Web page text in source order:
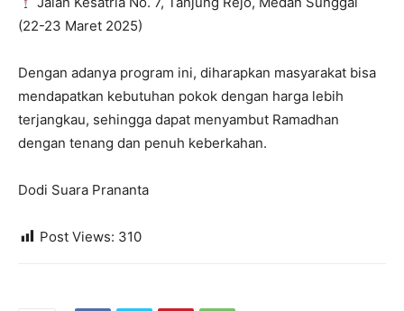
(22-23 Maret 2025)
Dengan adanya program ini, diharapkan masyarakat bisa
mendapatkan kebutuhan pokok dengan harga lebih
terjangkau, sehingga dapat menyambut Ramadhan
dengan tenang dan penuh keberkahan.
Dodi Suara Prananta
Post Views: 310